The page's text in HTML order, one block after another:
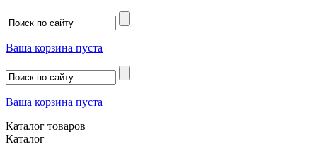
Ваша корзина пуста
Ваша корзина пуста
Каталог товаров
Каталог